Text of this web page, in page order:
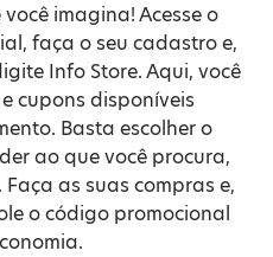
imagina! Acesse o
faça o seu cadastro e,
Info Store. Aqui, você
cupons disponíveis
Basta escolher o
ao que você procura,
as suas compras e,
o código promocional